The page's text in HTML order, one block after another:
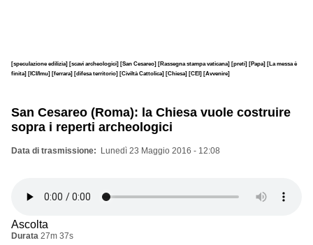
[speculazione edilizia] [scavi archeologici] [San Cesareo] [Rassegna stampa vaticana] [preti] [Papa] [La messa è
finita] [ICI/Imu] [ferrara] [difesa territorio] [Civiltà Cattolica] [Chiesa] [CEI] [Avvenire]
San Cesareo (Roma): la Chiesa vuole costruire
sopra i reperti archeologici
Data di trasmissione Lunedì 23 Maggio 2016 - 12:08
Ascolta
Durata 27m 37s